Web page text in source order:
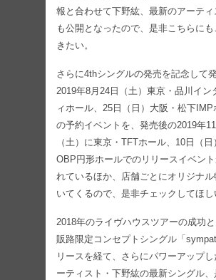
報と合わせて下野紘、最新のアーテ
も公開となったので、是非こちらに
きたい。
さらに4thシングルの発売を記念して
2019年8月24日（土）東京・品川イン
ィホール、25日（日）大阪・松下IMP
の予約イベントを、発売後の2019年
（土）に東京・TFTホール、10日（日
OBP円形ホールでのリリースイベント
れているほか、店舗ごとにオリジナル
いてくるので、是非チェックしてほし
2018年のライヴハウスツアーの成功
販路限定コンセプトシングル「
リースを経て、さらにパワーアップ
ーティスト・下野紘の最新シングル、